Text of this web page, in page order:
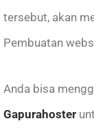
tersebut, akan
Pembuatan
Anda bisa
Gapurahoster